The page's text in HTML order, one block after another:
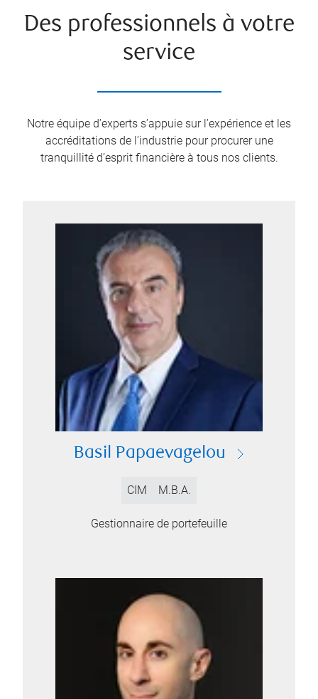
Des professionnels à votre
service
Notre équipe d’experts s’appuie sur l’expérience et les
accréditations de l’industrie pour procurer une
tranquillité d’esprit financière à tous nos clients.
Basil Papaevagelou
CIM M.B.A.
Gestionnaire de portefeuille